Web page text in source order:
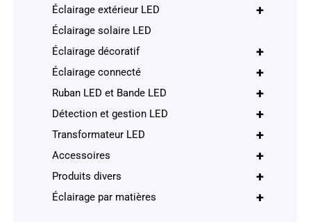
+
Éclairage extérieur LED
Éclairage solaire LED
+
Éclairage décoratif
+
Éclairage connecté
+
Ruban LED et Bande LED
+
Détection et gestion LED
+
Transformateur LED
+
Accessoires
+
Produits divers
+
Éclairage par matières